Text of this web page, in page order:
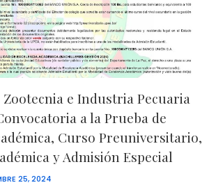
e Industria Pecuaria
a la Prueba de
Curso Preuniversitario,
y Admisión Especial
25, 2024